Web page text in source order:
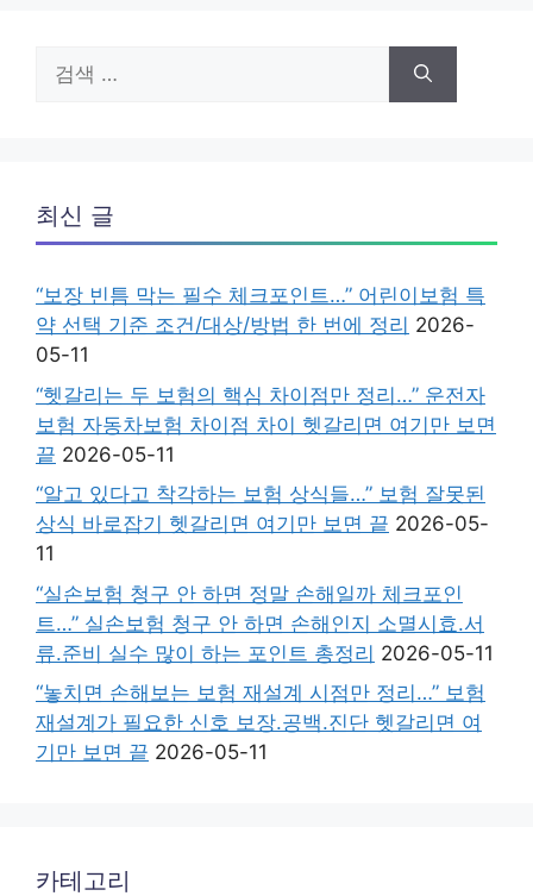
색:
최신 글
“보장 빈틈 막는 필수 체크포인트…” 어린이보험 특
약 선택 기준 조건/대상/방법 한 번에 정리 2026-
05-11
“헷갈리는 두 보험의 핵심 차이점만 정리…” 운전자
보험 자동차보험 차이점 차이 헷갈리면 여기만 보면
끝 2026-05-11
“알고 있다고 착각하는 보험 상식들…” 보험 잘못된
상식 바로잡기 헷갈리면 여기만 보면 끝 2026-05-
11
“실손보험 청구 안 하면 정말 손해일까 체크포인
트…” 실손보험 청구 안 하면 손해인지 소멸시효.서
류.준비 실수 많이 하는 포인트 총정리 2026-05-11
“놓치면 손해보는 보험 재설계 시점만 정리…” 보험
재설계가 필요한 신호 보장.공백.진단 헷갈리면 여
기만 보면 끝 2026-05-11
카테고리